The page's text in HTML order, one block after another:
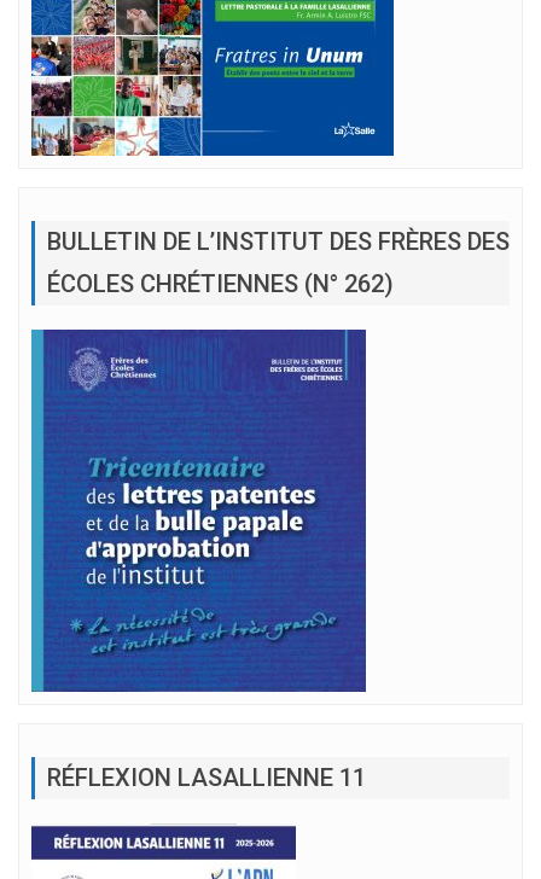
BULLETIN DE L’INSTITUT DES FRÈRES DES
ÉCOLES CHRÉTIENNES (N° 262)
RÉFLEXION LASALLIENNE 11